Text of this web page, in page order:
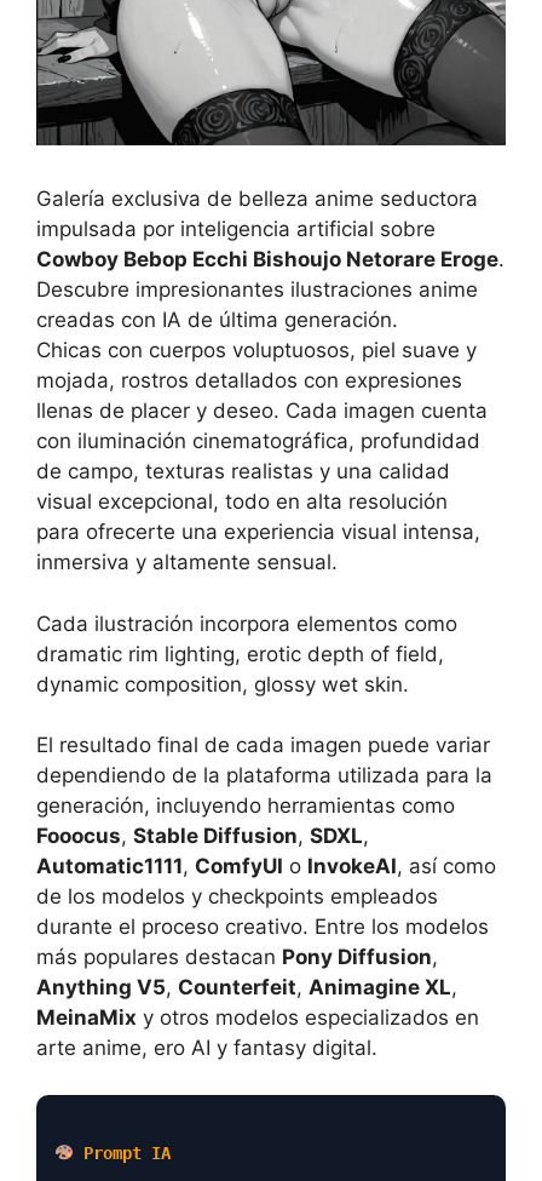
Galería exclusiva de belleza anime seductora
impulsada por inteligencia artificial sobre
Cowboy Bebop Ecchi Bishoujo Netorare Eroge.
Descubre impresionantes ilustraciones anime
creadas con IA de última generación.
Chicas con cuerpos voluptuosos, piel suave y
mojada, rostros detallados con expresiones
llenas de placer y deseo. Cada imagen cuenta
con iluminación cinematográfica, profundidad
de campo, texturas realistas y una calidad
visual excepcional, todo en alta resolución
para ofrecerte una experiencia visual intensa,
inmersiva y altamente sensual.
Cada ilustración incorpora elementos como
dramatic rim lighting, erotic depth of field,
dynamic composition, glossy wet skin.
El resultado final de cada imagen puede variar
dependiendo de la plataforma utilizada para la
generación, incluyendo herramientas como
Fooocus, Stable Diffusion, SDXL,
Automatic1111, ComfyUI o InvokeAI, así como
de los modelos y checkpoints empleados
durante el proceso creativo. Entre los modelos
más populares destacan Pony Diffusion,
Anything V5, Counterfeit, Animagine XL,
MeinaMix y otros modelos especializados en
arte anime, ero AI y fantasy digital.
Prompt IA